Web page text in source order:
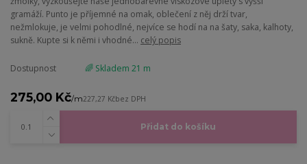
gramáží. Punto je příjemné na omak, oblečení z něj drží tvar,
nežmlokuje, je velmi pohodlné, nejvíce se hodí na na šaty, saka, kalhoty,
sukně. Kupte si k němi i vhodné... celý popis
Dostupnost 🌈 Skladem 21 m
275,00 Kč/m227,27 Kčbez DPH
Přidat do košíku